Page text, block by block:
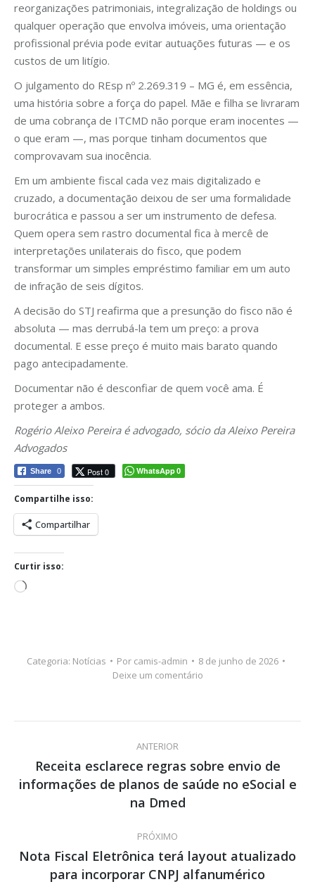
reorganizações patrimoniais, integralização de holdings ou
qualquer operação que envolva imóveis, uma orientação
profissional prévia pode evitar autuações futuras — e os
custos de um litígio.
O julgamento do REsp nº 2.269.319 – MG é, em essência,
uma história sobre a força do papel. Mãe e filha se livraram
de uma cobrança de ITCMD não porque eram inocentes —
o que eram —, mas porque tinham documentos que
comprovavam sua inocência.
Em um ambiente fiscal cada vez mais digitalizado e
cruzado, a documentação deixou de ser uma formalidade
burocrática e passou a ser um instrumento de defesa.
Quem opera sem rastro documental fica à mercê de
interpretações unilaterais do fisco, que podem
transformar um simples empréstimo familiar em um auto
de infração de seis dígitos.
A decisão do STJ reafirma que a presunção do fisco não é
absoluta — mas derrubá-la tem um preço: a prova
documental. E esse preço é muito mais barato quando
pago antecipadamente.
Documentar não é desconfiar de quem você ama. É
proteger a ambos.
Rogério Aleixo Pereira é advogado, sócio da Aleixo Pereira
Advogados
Share 0 Post 0 WhatsApp0
Compartilhe isso:
Compartilhar
Curtir isso:
Carregando...
Categoria: Notícias Por camis-admin
8 de junho de 2026
Deixe um comentário
Navegação
de
post:
ANTERIOR
Post
anterior:
Receita esclarece regras sobre envio de
informações de planos de saúde no eSocial e
na Dmed
PRÓXIMO
Próximo
post:
Nota Fiscal Eletrônica terá layout atualizado
para incorporar CNPJ alfanumérico